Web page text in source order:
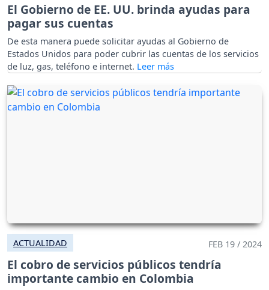
El Gobierno de EE. UU. brinda ayudas para
pagar sus cuentas
De esta manera puede solicitar ayudas al Gobierno de
Estados Unidos para poder cubrir las cuentas de los servicios
de luz, gas, teléfono e internet.
ACTUALIDAD FEB 19 / 2024
El cobro de servicios públicos tendría
importante cambio en Colombia